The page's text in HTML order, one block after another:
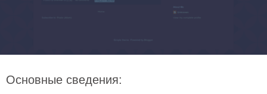
Основные сведения: